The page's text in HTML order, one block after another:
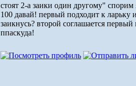
стоят 2-а заики один другому"
100 давай! первый подходит к ларьку
заикнусь? второй соглашается
ппаскуда!